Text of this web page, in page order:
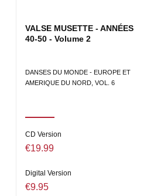
VALSE MUSETTE - ANNÉES
40-50 - Volume 2
DANSES DU MONDE - EUROPE ET
AMERIQUE DU NORD, VOL. 6
CD Version
€19.99
Digital Version
€9.95